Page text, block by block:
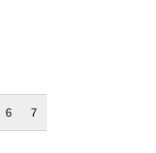
6 7